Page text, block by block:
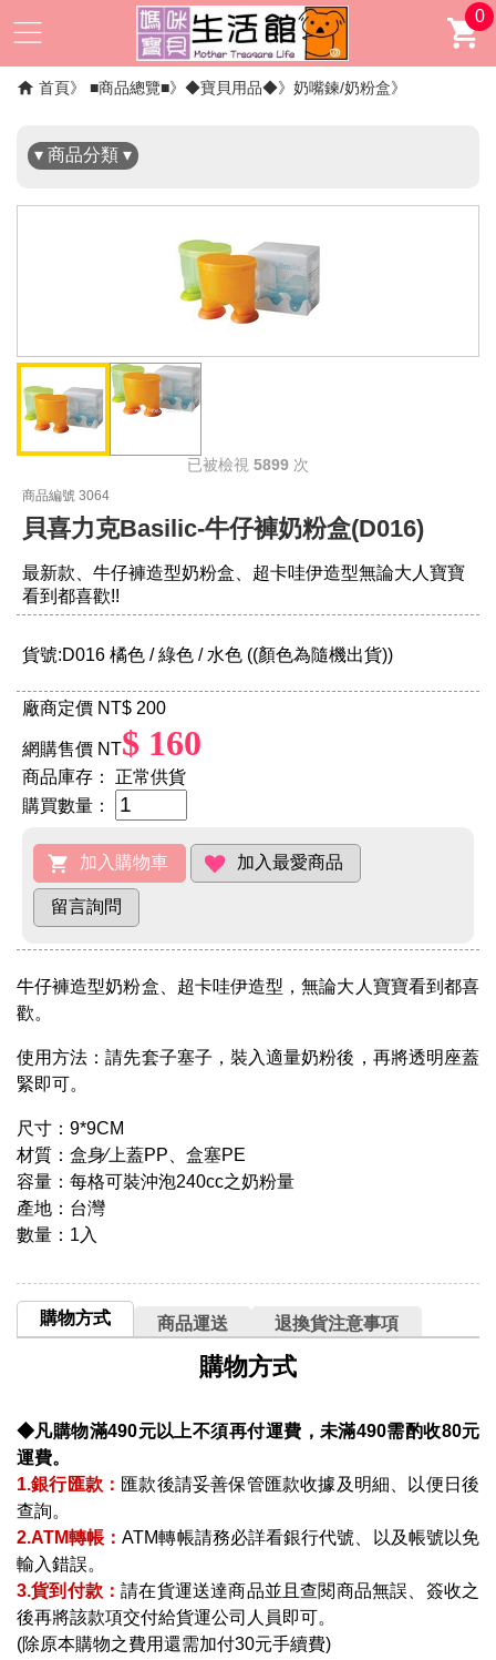
0
首頁 ■商品總覽■ ◆寶貝用品◆ 奶嘴鍊/奶粉盒
▾ 商品分類 ▾
✖
已被檢視 5899 次
商品編號 3064
貝喜力克Basilic-牛仔褲奶粉盒(D016)
最新款、牛仔褲造型奶粉盒、超卡哇伊造型無論大人寶寶
看到都喜歡!!
貨號:D016 橘色 / 綠色 / 水色 ((顏色為隨機出貨))
廠商定價 NT$ 200
網購售價 NT$ 160
商品庫存：
正常供貨
購買數量：
牛仔褲造型奶粉盒、超卡哇伊造型，無論大人寶寶看到都喜
歡。
使用方法：請先套子塞子，裝入適量奶粉後，再將透明座蓋
緊即可。
尺寸：9*9CM
材質：盒身∕上蓋PP、盒塞PE
容量：每格可裝沖泡240cc之奶粉量
產地：台灣
數量：1入
購物方式 商品運送 退換貨注意事項
購物方式
◆凡購物滿490元以上不須再付運費，未滿490需酌收80元
運費。
1.銀行匯款： 匯款後請妥善保管匯款收據及明細、以便日後
查詢。
2.ATM轉帳：ATM轉帳請務必詳看銀行代號、以及帳號以免
輸入錯誤。
3.貨到付款：請在貨運送達商品並且查閱商品無誤、簽收之
後再將該款項交付給貨運公司人員即可。
(除原本購物之費用還需加付30元手續費)